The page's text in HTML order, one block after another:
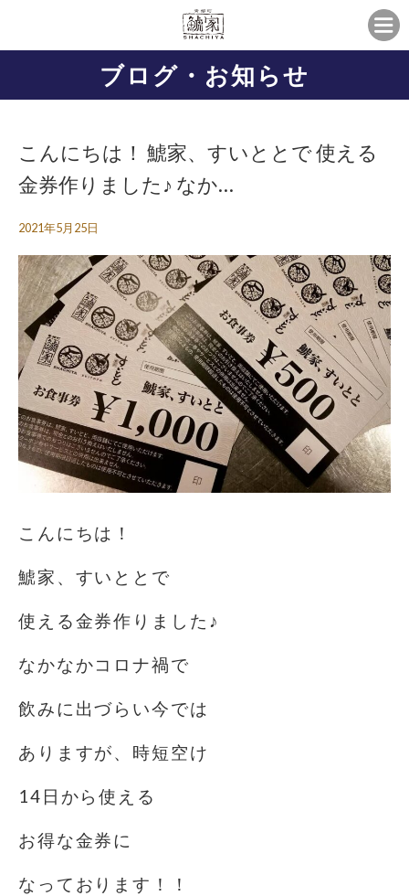
ブログ・お知らせ
こんにちは！ 鯱家、すいととで 使える
金券作りました♪ なか…
2021年5月25日
こんにちは！
鯱家、すいととで
使える金券作りました♪
なかなかコロナ禍で
飲みに出づらい今では
ありますが、時短空け
14日から使える
お得な金券に
なっております！！